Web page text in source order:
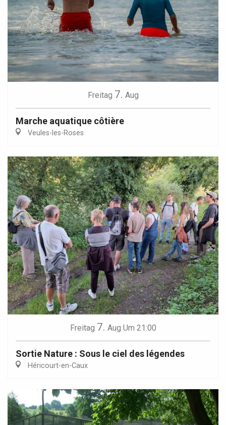
Freitag 7. Aug
Marche aquatique côtière
Veules-les-Roses
Freitag 7. Aug Um 21:00
Sortie Nature : Sous le ciel des légendes
Héricourt-en-Caux